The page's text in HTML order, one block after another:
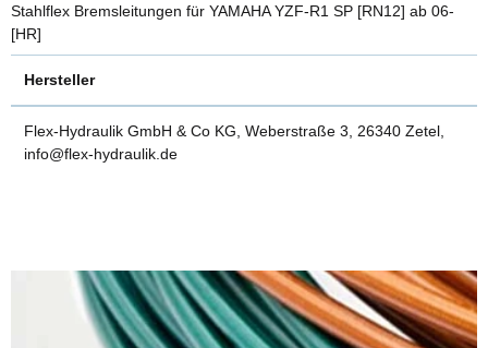
Stahlflex Bremsleitungen für YAMAHA YZF-R1 SP [RN12] ab 06-
[HR]
Hersteller
Flex-Hydraulik GmbH & Co KG, Weberstraße 3, 26340 Zetel,
info@flex-hydraulik.de